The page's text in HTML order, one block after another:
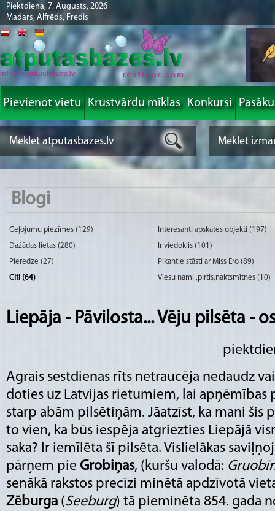
Piektdiena, 7. Augusts, 2026
Madars, Alfrēds, Fredis
info@atputasbazes.lv
Pievienot vietu Krustvārdu mīklas Konkursi
Blogi
Ceļojumu piezīmes (129)
Interesanti apskates objekti (197)
Dažādas lietas (280)
Ir viedoklis (101)
Pieredze (27)
Pikantie stāsti ar Miss Ero (89)
Citi (64)
Viesu nami ,pirtis,naktsmītnes (10)
Liepāja - Pāvilosta... Vēju pilsēta -
Agrais sestdienas rīts netraucēja nedaudz
doties uz Latvijas rietumiem, lai
starp abām pilsētiņām. Jāatzīst, ka mani šis
to vien, ka būs iespēja atgriezties Liepājā
saka? Ir iemīlēta šī pilsēta. Vislielākas
pārņem pie Grobiņas, (kuršu valodā:
senākā rakstos precīzi minētā apdzīvotā
Zēburga (Seeburg) tā pieminēta 854. gada